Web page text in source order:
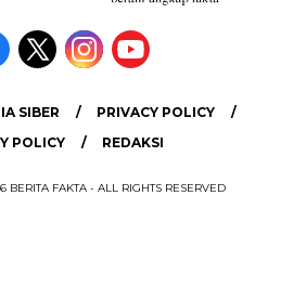
SIBER
PRIVACY POLICY
POLICY
REDAKSI
BERITA FAKTA - ALL RIGHTS RESERVED